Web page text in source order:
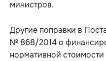
министров.
Другие поправки в
№ 868/2014 о
нормативной